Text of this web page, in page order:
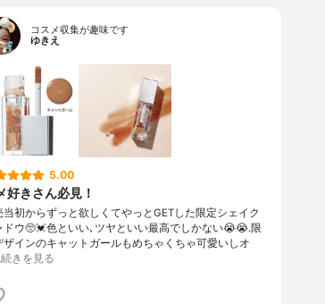
コスメ収集が趣味です
ゆきえ
5.00
好きさん必見！
当初からずっと欲しくてやっとGETした限定シェイク
ドウ🥺💓色といい､ツヤといい最高でしかない😭😭.限
ザインのキャットガールもめちゃくちゃ可愛いしオ
続きを見る